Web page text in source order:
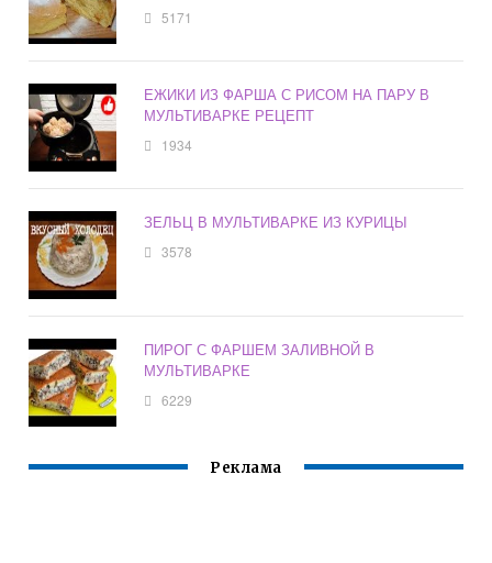
5171
ЕЖИКИ ИЗ ФАРША С РИСОМ НА ПАРУ В
МУЛЬТИВАРКЕ РЕЦЕПТ
1934
ЗЕЛЬЦ В МУЛЬТИВАРКЕ ИЗ КУРИЦЫ
3578
ПИРОГ С ФАРШЕМ ЗАЛИВНОЙ В
МУЛЬТИВАРКЕ
6229
Реклама